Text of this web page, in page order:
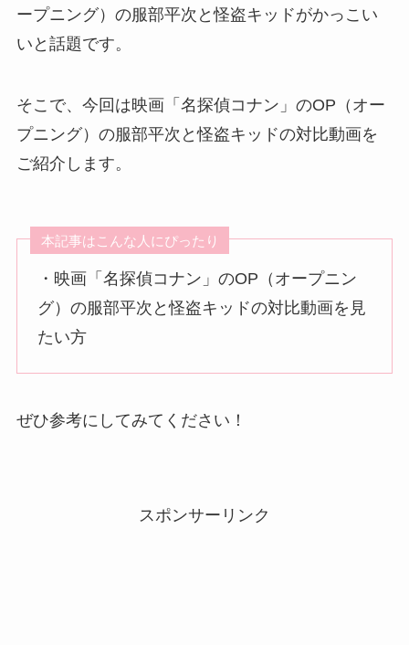
ープニング）の服部平次と怪盗キッドがかっこい
いと話題です。
そこで、今回は映画「名探偵コナン」のOP（オー
プニング）の服部平次と怪盗キッドの対比動画を
ご紹介します。
本記事はこんな人にぴったり
・映画「名探偵コナン」のOP（オープニン
グ）の服部平次と怪盗キッドの対比動画を見
たい方
ぜひ参考にしてみてください！
スポンサーリンク